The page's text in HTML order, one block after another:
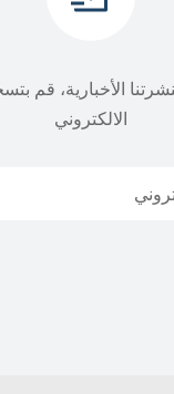
الأخبارية، قم
الالكتروني